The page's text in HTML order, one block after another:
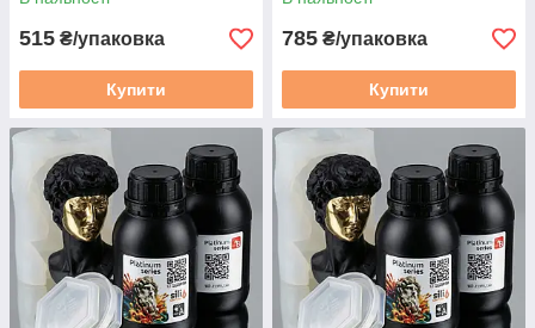
515 ₴/упаковка
Купити
785 ₴/упаковка
Купити